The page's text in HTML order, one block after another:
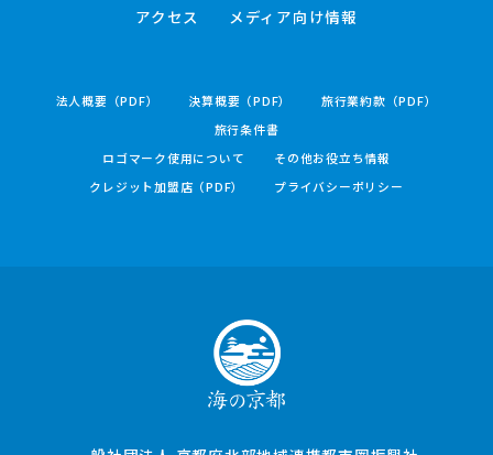
アクセス
メディア向け情報
法人概要（PDF） 決算概要（PDF）
旅行業約款（PDF）
旅行条件書
ロゴマーク使用について
その他お役立ち情報
クレジット加盟店（PDF）
プライバシーポリシー